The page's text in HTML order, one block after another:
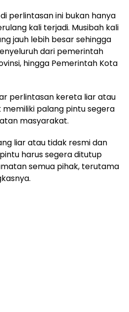
perlintasan ini bukan hanya
kali terjadi. Musibah kali
jauh lebih besar sehingga
dari pemerintah
hingga Pemerintah Kota
perlintasan kereta liar atau
palang pintu segera
masyarakat.
liar atau tidak resmi dan
harus segera ditutup
semua pihak, terutama